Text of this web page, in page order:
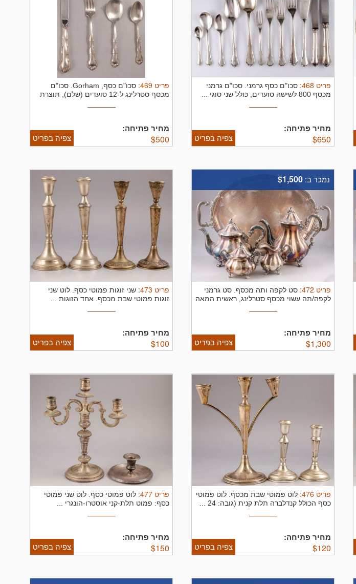
פריט 468
: סכו"ם כסף גרמני. סכו"ם גרמני
מכסף 800 לשישה סועדים, כולל שני סוגי ...
מחיר פתיחה:
$650 צפיה בפריט
פריט 469
: סכו"ם כסף, Gorham.
סכו"ם
מכסף סטרלינג ל-12 סועדים (שלם), תוצרת
מחיר פתיחה:
$500 צפיה בפריט
נמכר ב: $1,500
פריט 472
: סט לקפה ותה מכסף. סט גרמני
לקפה/תה עשוי מכסף סטרלינג, ראשית המאה
מחיר פתיחה:
$1,300 צפיה בפריט
פריט 473
: שני זוגות פמוטי כסף. לוט שני
זוגות פמוטי שבת מכסף. אחד הזוגות ...
מחיר פתיחה:
$100 צפיה בפריט
פריט 476
: לוט פמוטי שבת מכסף. לוט פמוטי
כסף הכולל קנדלברה תלת קנית (גובה: 24 ...
מחיר פתיחה:
$120 צפיה בפריט
פריט 477
: לוט פמוטי כסף. לוט שני פמוטי
כסף: פמוט תלת-קני אוסטרו-הונגרי ...
מחיר פתיחה:
$150 צפיה בפריט